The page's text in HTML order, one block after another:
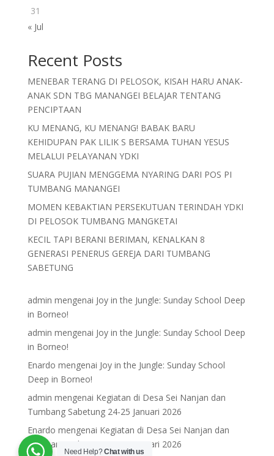
31
« Jul
Recent Posts
MENEBAR TERANG DI PELOSOK, KISAH HARU ANAK-
ANAK SDN TBG MANANGEI BELAJAR TENTANG
PENCIPTAAN
KU MENANG, KU MENANG! BABAK BARU
KEHIDUPAN PAK LILIK S BERSAMA TUHAN YESUS
MELALUI PELAYANAN YDKI
SUARA PUJIAN MENGGEMA NYARING DARI POS PI
TUMBANG MANANGEI
MOMEN KEBAKTIAN PERSEKUTUAN TERINDAH YDKI
DI PELOSOK TUMBANG MANGKETAI
KECIL TAPI BERANI BERIMAN, KENALKAN 8
GENERASI PENERUS GEREJA DARI TUMBANG
SABETUNG
admin mengenai Joy in the Jungle: Sunday School Deep
in Borneo!
admin mengenai Joy in the Jungle: Sunday School Deep
in Borneo!
Enardo mengenai Joy in the Jungle: Sunday School
Deep in Borneo!
admin mengenai Kegiatan di Desa Sei Nanjan dan
Tumbang Sabetung 24-25 Januari 2026
Enardo mengenai Kegiatan di Desa Sei Nanjan dan
Tumbang Sabetung 24-25 Januari 2026
Need Help?Chat with us